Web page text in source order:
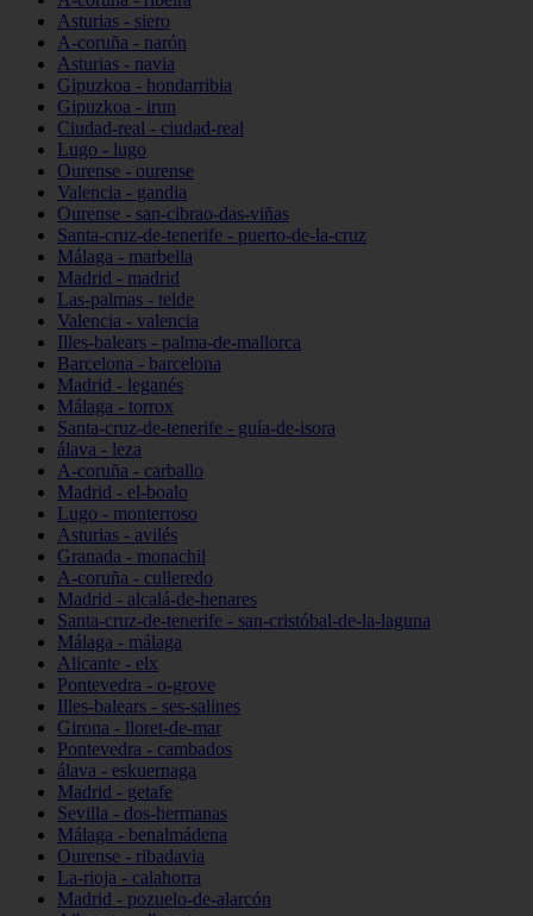
Asturias - siero
A-coruña - narón
Asturias - navia
Gipuzkoa - hondarribia
Gipuzkoa - irun
Ciudad-real - ciudad-real
Lugo - lugo
Ourense - ourense
Valencia - gandia
Ourense - san-cibrao-das-viñas
Santa-cruz-de-tenerife - puerto-de-la-cruz
Málaga - marbella
Madrid - madrid
Las-palmas - telde
Valencia - valencia
Illes-balears - palma-de-mallorca
Barcelona - barcelona
Madrid - leganés
Málaga - torrox
Santa-cruz-de-tenerife - guía-de-isora
álava - leza
A-coruña - carballo
Madrid - el-boalo
Lugo - monterroso
Asturias - avilés
Granada - monachil
A-coruña - culleredo
Madrid - alcalá-de-henares
Santa-cruz-de-tenerife - san-cristóbal-de-la-laguna
Málaga - málaga
Alicante - elx
Pontevedra - o-grove
Illes-balears - ses-salines
Girona - lloret-de-mar
Pontevedra - cambados
álava - eskuernaga
Madrid - getafe
Sevilla - dos-hermanas
Málaga - benalmádena
Ourense - ribadavia
La-rioja - calahorra
Madrid - pozuelo-de-alarcón